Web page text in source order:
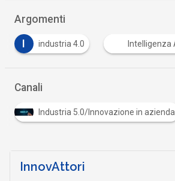
Argomenti
Intelligenza Artificiale I
Canali
Industria 5.0/Innovazione in azienda
InnovAttori